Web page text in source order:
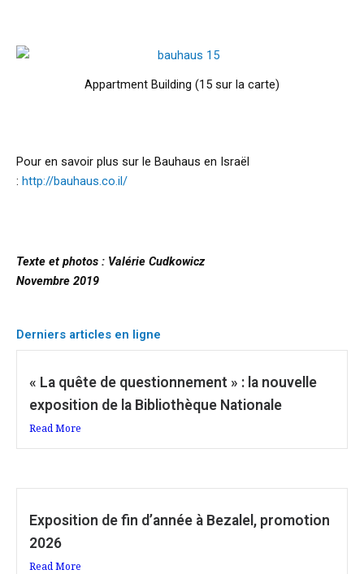
Appartment Building (15 sur la carte)
Pour en savoir plus sur le Bauhaus en Israël
: http://bauhaus.co.il/
Texte et photos : Valérie Cudkowicz
Novembre 2019
Derniers articles en ligne
« La quête de questionnement » : la nouvelle
exposition de la Bibliothèque Nationale
Read More
Exposition de fin d’année à Bezalel, promotion
2026
Read More